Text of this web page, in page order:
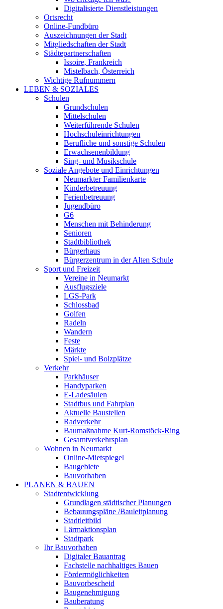
Digitalisierte Dienstleistungen
Ortsrecht
Online-Fundbüro
Auszeichnungen der Stadt
Mitgliedschaften der Stadt
Städtepartnerschaften
Issoire, Frankreich
Mistelbach, Österreich
Wichtige Rufnummern
LEBEN & SOZIALES
Schulen
Grundschulen
Mittelschulen
Weiterführende Schulen
Hochschuleinrichtungen
Berufliche und sonstige Schulen
Erwachsenenbildung
Sing- und Musikschule
Soziale Angebote und Einrichtungen
Neumarkter Familienkarte
Kinderbetreuung
Ferienbetreuung
Jugendbüro
G6
Menschen mit Behinderung
Senioren
Stadtbibliothek
Bürgerhaus
Bürgerzentrum in der Alten Schule
Sport und Freizeit
Vereine in Neumarkt
Ausflugsziele
LGS-Park
Schlossbad
Golfen
Radeln
Wandern
Feste
Märkte
Spiel- und Bolzplätze
Verkehr
Parkhäuser
Handyparken
E-Ladesäulen
Stadtbus und Fahrplan
Aktuelle Baustellen
Radverkehr
Baumaßnahme Kurt-Romstöck-Ring
Gesamtverkehrsplan
Wohnen in Neumarkt
Online-Mietspiegel
Baugebiete
Bauvorhaben
PLANEN & BAUEN
Stadtentwicklung
Grundlagen städtischer Planungen
Bebauungspläne /Bauleitplanung
Stadtleitbild
Lärmaktionsplan
Stadtpark
Ihr Bauvorhaben
Digitaler Bauantrag
Fachstelle nachhaltiges Bauen
Fördermöglichkeiten
Bauvorbescheid
Baugenehmigung
Bauberatung